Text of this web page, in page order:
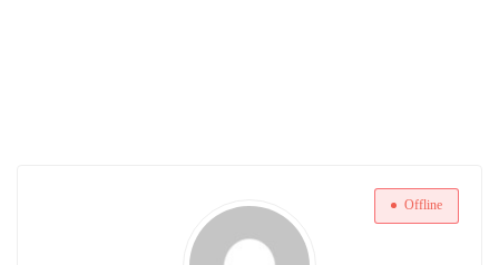
Offline